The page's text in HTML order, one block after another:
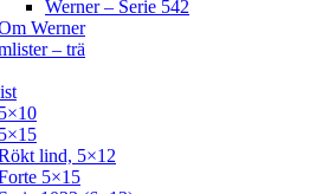
Werner – Serie 542
Werner
– trä
5×10
5×15
lind, 5×12
5×15